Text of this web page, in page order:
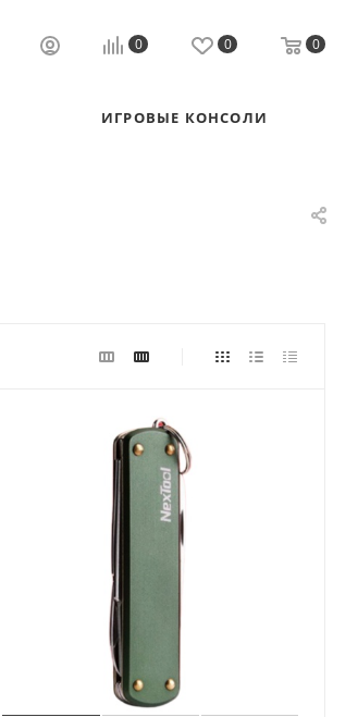
0 0 0
ИГРОВЫЕ КОНСОЛИ